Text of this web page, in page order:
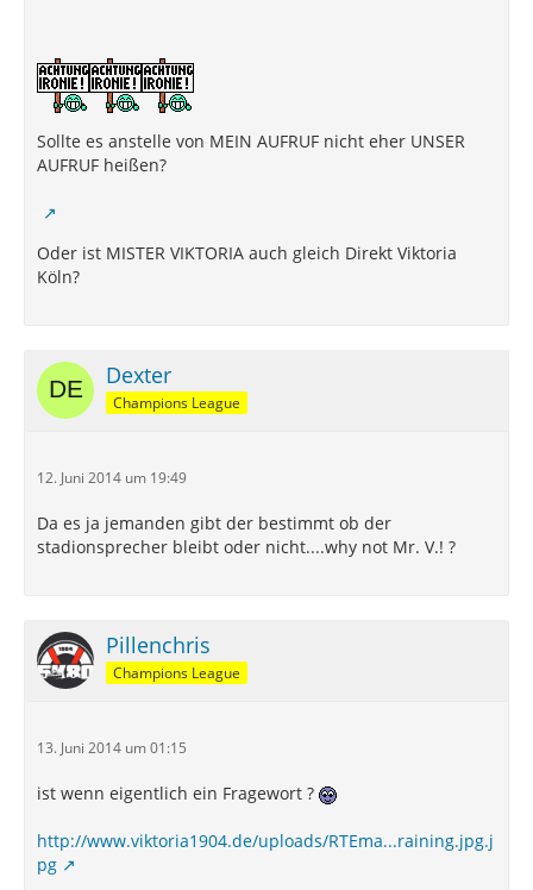
Sollte es anstelle von MEIN AUFRUF nicht eher UNSER
AUFRUF heißen?
Oder ist MISTER VIKTORIA auch gleich Direkt Viktoria
Köln?
Dexter
Champions League
12. Juni 2014 um 19:49
Da es ja jemanden gibt der bestimmt ob der
stadionsprecher bleibt oder nicht....why not Mr. V.! ?
Pillenchris
Champions League
13. Juni 2014 um 01:15
ist wenn eigentlich ein Fragewort ?
http://www.viktoria1904.de/uploads/RTEma...raining.jpg.j
pg